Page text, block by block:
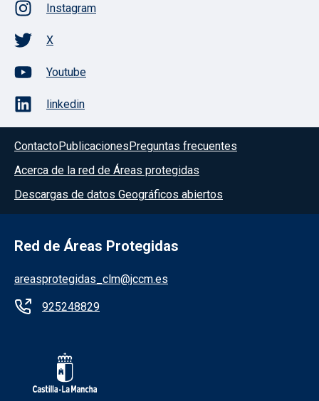
Instagram
X
Youtube
linkedin
ContactoPublicaciones Preguntas frecuentes
Acerca de la red de Áreas protegidas
Descargas de datos Geográficos abiertos
Red de Áreas Protegidas
areasprotegidas_clm@jccm.es
925248829